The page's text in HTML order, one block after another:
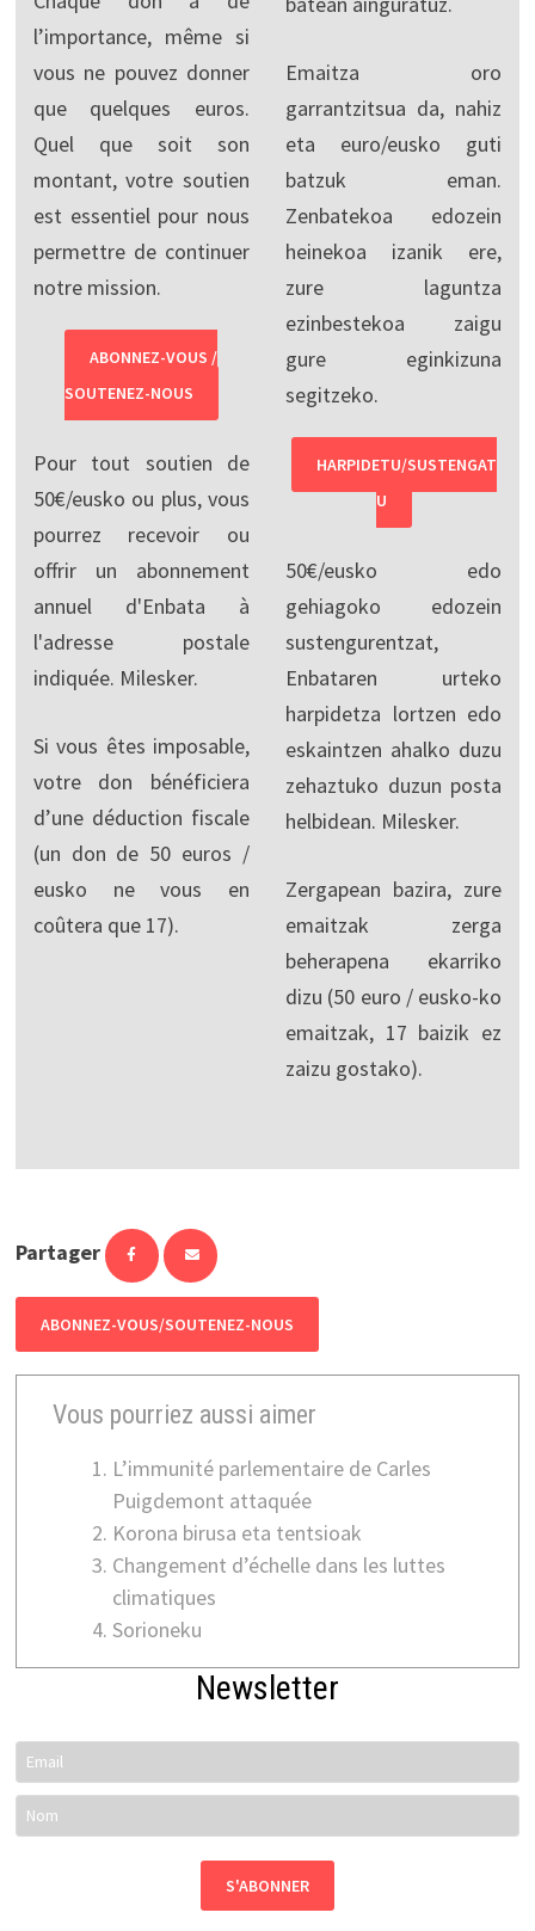
l’importance, même si
vous ne pouvez donner
que quelques euros.
Quel que soit son
montant, votre soutien
est essentiel pour nous
permettre de continuer
notre mission.
ABONNEZ-VOUS /
SOUTENEZ-NOUS
Pour tout soutien de
50€/eusko ou plus, vous
pourrez recevoir ou
offrir un abonnement
annuel d'Enbata à
l'adresse postale
indiquée. Milesker.
Si vous êtes imposable,
votre don bénéficiera
d’une déduction fiscale
(un don de 50 euros /
eusko ne vous en
coûtera que 17).
Emaitza oro
garrantzitsua da, nahiz
eta euro/eusko guti
batzuk eman.
Zenbatekoa edozein
heinekoa izanik ere,
zure laguntza
ezinbestekoa zaigu
gure eginkizuna
segitzeko.
HARPIDETU/SUSTENGAT
U
50€/eusko edo
gehiagoko edozein
sustengurentzat,
Enbataren urteko
harpidetza lortzen edo
eskaintzen ahalko duzu
zehaztuko duzun posta
helbidean. Milesker.
Zergapean bazira, zure
emaitzak zerga
beherapena ekarriko
dizu (50 euro / eusko-ko
emaitzak, 17 baizik ez
zaizu gostako).
Partager
ABONNEZ-VOUS/SOUTENEZ-NOUS
Vous pourriez aussi aimer
L’immunité parlementaire de Carles
Puigdemont attaquée
Korona birusa eta tentsioak
Changement d’échelle dans les luttes
climatiques
Sorioneku
Newsletter